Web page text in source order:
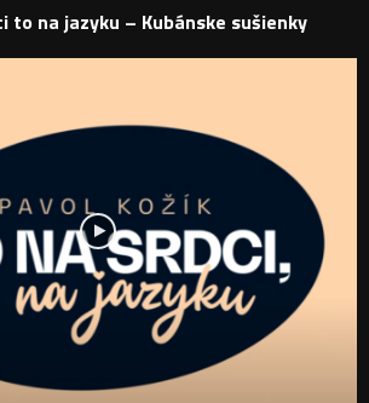
to na jazyku – Kubánske sušienky